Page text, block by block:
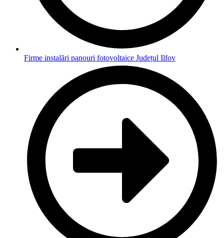
Firme instalări panouri fotovoltaice Județul Ilfov